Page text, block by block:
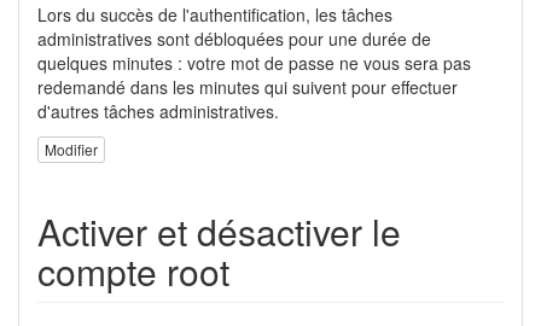
Lors du succès de l'authentification, les tâches
administratives sont débloquées pour une durée de
quelques minutes : votre mot de passe ne vous sera pas
redemandé dans les minutes qui suivent pour effectuer
d'autres tâches administratives.
Modifier
Activer et désactiver le
compte root